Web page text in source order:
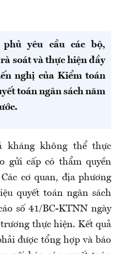
yêu cầu các bộ,
soát và thực hiện đầy
nghị của Kiểm toán
toán ngân sách năm
kháng không thể thực
gửi cấp có thẩm quyền
cơ quan, địa phương
quyết toán ngân sách
số 41/BC-KTNN ngày
thực hiện. Kết quả
được tổng hợp và báo